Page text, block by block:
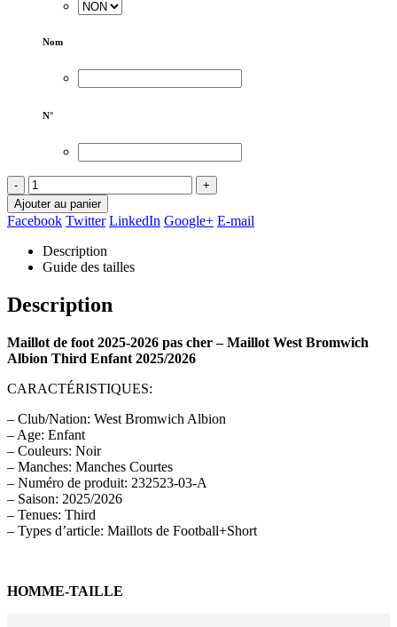
Nom
N°
-
+
Ajouter au panier
Facebook Twitter LinkedIn Google+ E-mail
Description
Guide des tailles
Description
Maillot de foot 2025-2026 pas cher – Maillot West Bromwich
Albion Third Enfant 2025/2026
CARACTÉRISTIQUES:
– Club/Nation: West Bromwich Albion
– Age: Enfant
– Couleurs: Noir
– Manches: Manches Courtes
– Numéro de produit: 232523-03-A
– Saison: 2025/2026
– Tenues: Third
– Types d’article: Maillots de Football+Short
HOMME-TAILLE